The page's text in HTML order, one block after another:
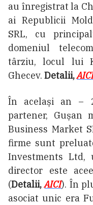
au înregistrat la
ai Republicii
SRL, cu
domeniul
târziu, locul lui
Ghecev. Detalii,
În același an –
partener, Gușan
Business Market
firme sunt
Investments
director este
(Detalii,AICI). În
asociat unic era